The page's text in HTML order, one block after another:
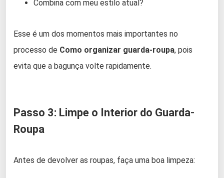
Combina com meu estilo atual?
Esse é um dos momentos mais importantes no
processo de Como organizar guarda-roupa, pois
evita que a bagunça volte rapidamente.
Passo 3: Limpe o Interior do Guarda-
Roupa
Antes de devolver as roupas, faça uma boa limpeza: